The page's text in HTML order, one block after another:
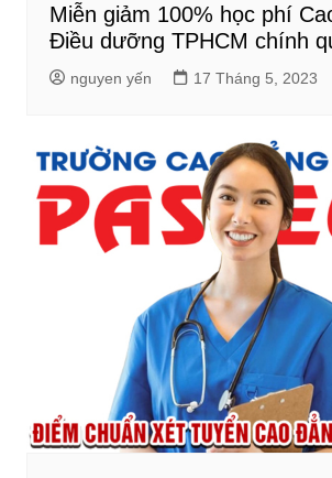
Miễn giảm 100% học phí
Điều dưỡng TPHCM chính
nguyen yến 17 Tháng 5, 2023